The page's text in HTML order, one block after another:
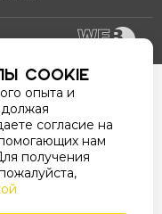
cookie
опыта и
согласие на
нам
получения